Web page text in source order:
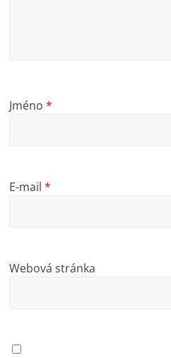
Jméno*
E-mail*
Webová stránka